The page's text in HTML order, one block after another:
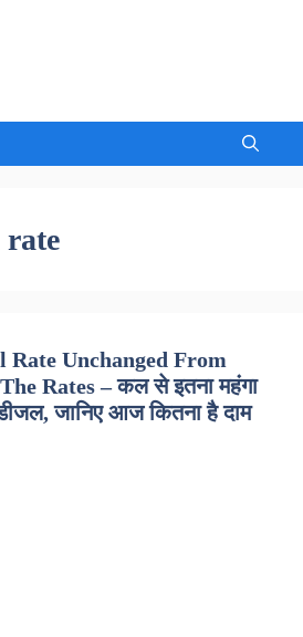
rate
Rate Unchanged From
Rates – कल से इतना महंगा
जानिए आज कितना है दाम